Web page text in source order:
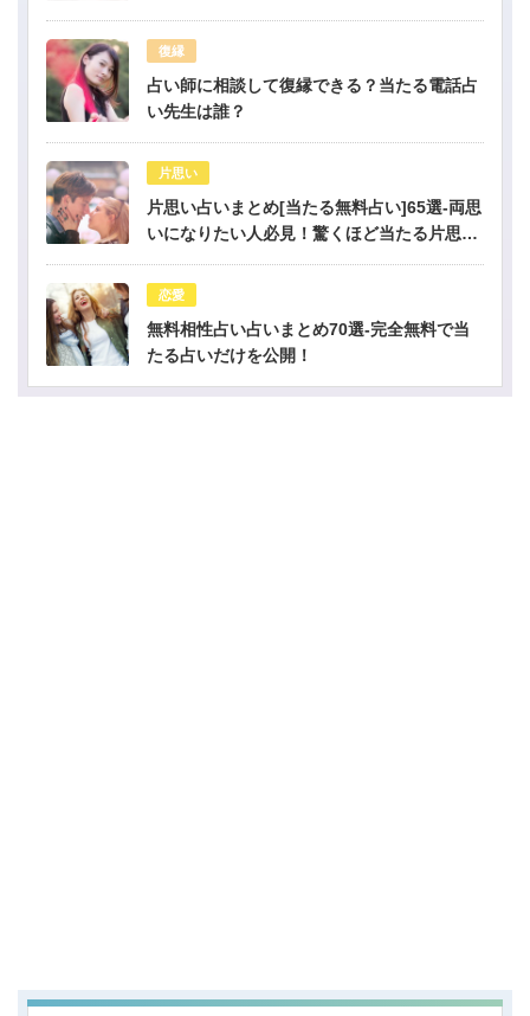
復縁
占い師に相談して復縁できる？当たる電話占
い先生は誰？
片思い
片思い占いまとめ[当たる無料占い]65選-両思
いになりたい人必見！驚くほど当たる片思い
恋愛
無料相性占い占いまとめ70選-完全無料で当
たる占いだけを公開！